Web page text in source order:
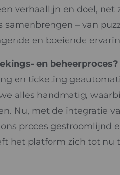
verhaallijn en doel, net
– van
en boeiende
en beheerproces?
en ticketing
alles handmatig,
Nu, met de integratie
proces gestroomlijnd
het platform zich tot nu